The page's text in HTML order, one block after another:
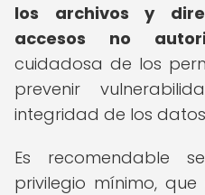
los archivos y
accesos no
cuidadosa de los
prevenir
integridad de los
Es recomendable
privilegio mínimo,